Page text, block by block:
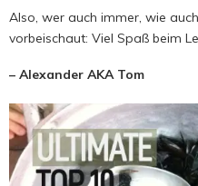
Also, wer auch immer, wie
vorbeischaut: Viel Spaß beim
– Alexander AKA Tom